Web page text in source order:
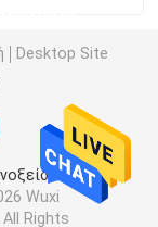
Desktop Site
Wuxi
Rights